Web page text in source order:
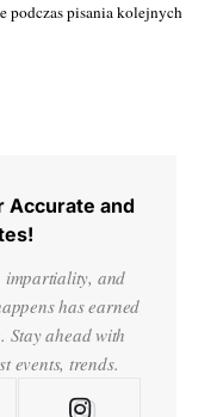
podczas pisania kolejnych
Accurate and
impartiality, and
has earned
Stay ahead with
events, trends.